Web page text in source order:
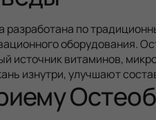
разработана по
оборудования.
источник витаминов,
изнутри, улучшают